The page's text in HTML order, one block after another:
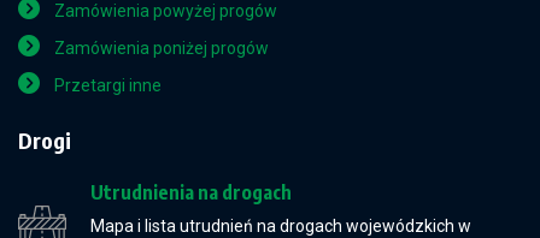
Zamówienia powyżej progów
Zamówienia poniżej progów
Przetargi inne
Drogi
Utrudnienia na drogach
Mapa i lista utrudnień na drogach wojewódzkich w